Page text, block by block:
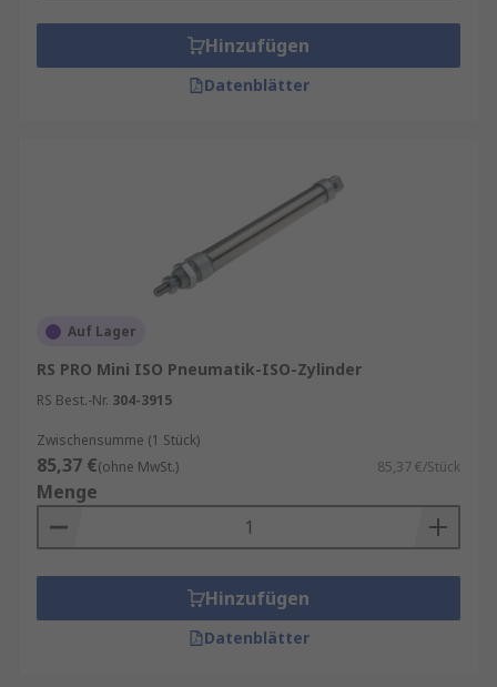
Hinzufügen
Datenblätter
Auf Lager
RS PRO Mini ISO Pneumatik-ISO-Zylinder
RS Best.-Nr. 304-3915
Zwischensumme (1 Stück)
85,37 €(ohne MwSt.) 85,37 €/Stück
Menge
Hinzufügen
Datenblätter